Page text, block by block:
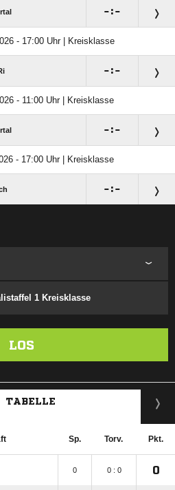
:
- 17:00 Uhr | Kreisklasse
:
- 11:00 Uhr | Kreisklasse
:
- 17:00 Uhr | Kreisklasse
:
1 Kreisklasse
LOS
TABELLE
Sp. Torv. Pkt.
0 0 : 0 0